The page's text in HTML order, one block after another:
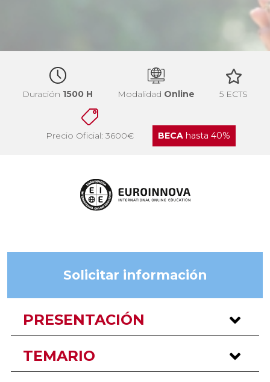
Duración 1500 H Modalidad Online 5 ECTS
Precio Oficial: 3600€ BECAhasta 40%
Solicitar información
PRESENTACIÓN
TEMARIO